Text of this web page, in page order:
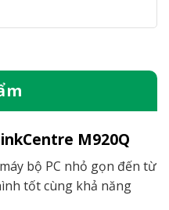
M920Q
bộ PC nhỏ gọn đến từ
tốt cùng khả năng